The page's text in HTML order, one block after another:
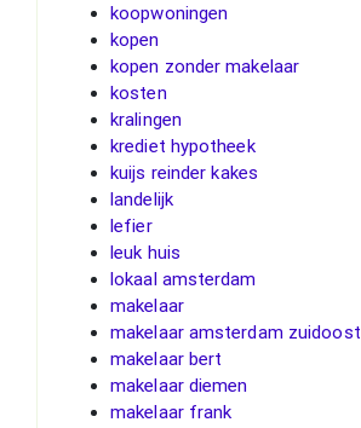
koopwoningen
kopen
kopen zonder makelaar
kosten
kralingen
krediet hypotheek
kuijs reinder kakes
landelijk
lefier
leuk huis
lokaal amsterdam
makelaar
makelaar amsterdam zuidoost
makelaar bert
makelaar diemen
makelaar frank